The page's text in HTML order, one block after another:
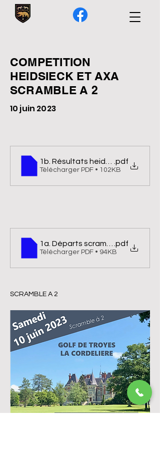
COMPETITION
HEIDSIECK ET AXA
SCRAMBLE A 2
10 juin 2023
1b. Résultats heidsieck
.pdf
Télécharger PDF • 102KB
1a. Départs scramble Heidsieck
.pdf
Télécharger PDF • 94KB
SCRAMBLE A 2